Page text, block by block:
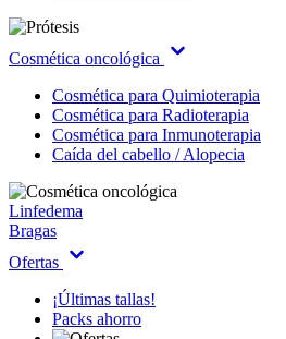
Cosmética oncológica
Cosmética para Quimioterapia
Cosmética para Radioterapia
Cosmética para Inmunoterapia
Caída del cabello / Alopecia
Linfedema
Bragas
Ofertas
¡Últimas tallas!
Packs ahorro